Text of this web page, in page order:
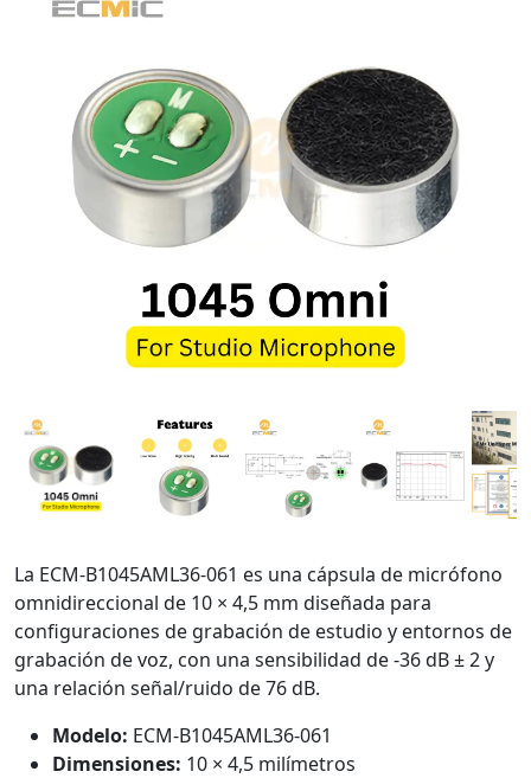
La ECM-B1045AML36-061 es una cápsula de micrófono
omnidireccional de 10 × 4,5 mm diseñada para
configuraciones de grabación de estudio y entornos de
grabación de voz, con una sensibilidad de -36 dB ± 2 y
una relación señal/ruido de 76 dB.
Modelo: ECM-B1045AML36-061
Dimensiones: 10 × 4,5 milímetros